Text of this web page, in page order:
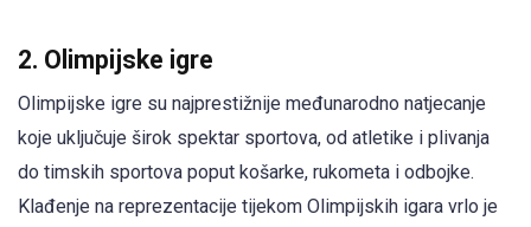
2. Olimpijske igre
Olimpijske igre su najprestižnije međunarodno natjecanje
koje uključuje širok spektar sportova, od atletike i plivanja
do timskih sportova poput košarke, rukometa i odbojke.
Klađenje na reprezentacije tijekom Olimpijskih igara vrlo je